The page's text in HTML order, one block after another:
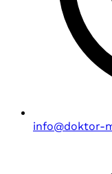
info@doktor-